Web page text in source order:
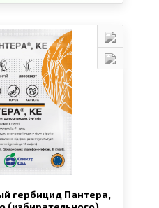
гербицид Пантера,